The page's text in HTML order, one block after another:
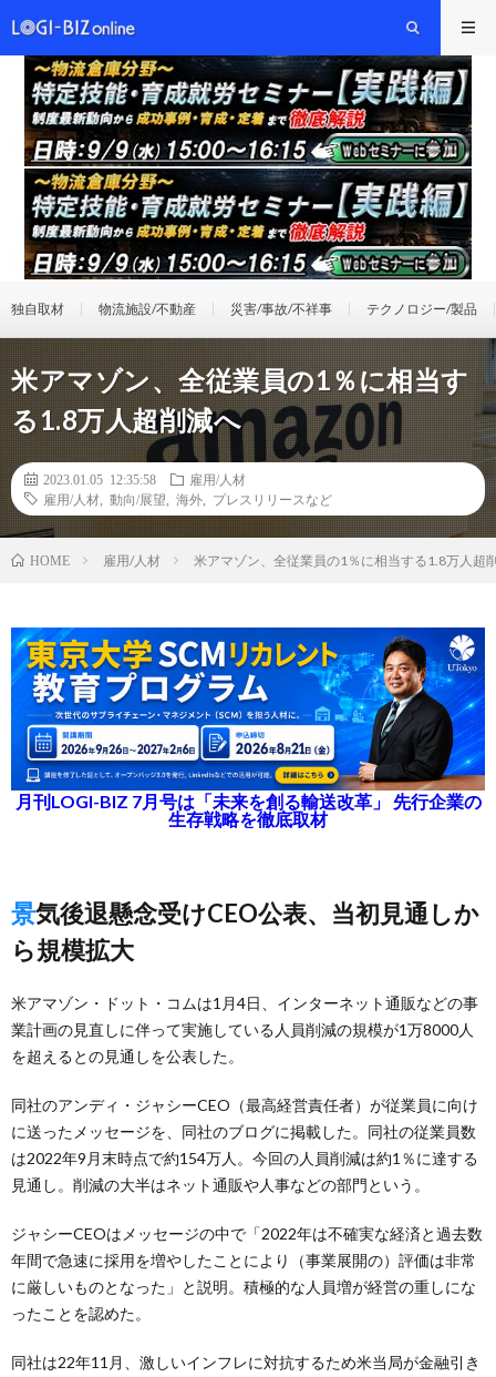
独自取材 物流施設/不動産 災害/事故/不祥事 テクノロジー/製品
米アマゾン、全従業員の1％に相当す
る1.8万人超削減へ
2023.01.05 12:35:58
雇用/人材
雇用/人材
動向/展望 海外 プレスリリースなど
HOME 雇用/人材 米アマゾン、全従業員の1％に相当する1.8万人超
月刊LOGI-BIZ 7月号は「未来を創る輸送改革」 先行企業の
生存戦略を徹底取材
景気後退懸念受けCEO公表、当初見通しか
ら規模拡大
米アマゾン・ドット・コムは1月4日、インターネット通販などの事
業計画の見直しに伴って実施している人員削減の規模が1万8000人
を超えるとの見通しを公表した。
同社のアンディ・ジャシーCEO（最高経営責任者）が従業員に向け
に送ったメッセージを、同社のブログに掲載した。同社の従業員数
は2022年9月末時点で約154万人。今回の人員削減は約1％に達する
見通し。削減の大半はネット通販や人事などの部門という。
ジャシーCEOはメッセージの中で「2022年は不確実な経済と過去数
年間で急速に採用を増やしたことにより（事業展開の）評価は非常
に厳しいものとなった」と説明。積極的な人員増が経営の重しにな
ったことを認めた。
同社は22年11月、激しいインフレに対抗するため米当局が金融引き